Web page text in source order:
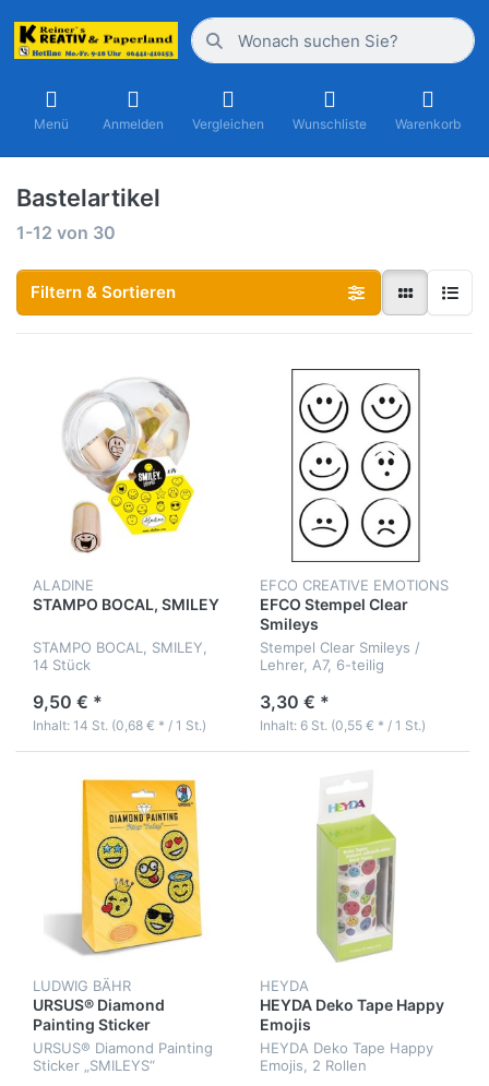
Menü Anmelden Vergleichen Wunschliste Warenkorb
Bastelartikel
1-12 von 30
Filtern & Sortieren
ALADINE
STAMPO BOCAL, SMILEY
STAMPO BOCAL, SMILEY,
14 Stück
9,50 € *
Inhalt: 14 St. (0,68 € * / 1 St.)
EFCO CREATIVE EMOTIONS
EFCO Stempel Clear
Smileys
Stempel Clear Smileys /
Lehrer, A7, 6-teilig
3,30 € *
Inhalt: 6 St. (0,55 € * / 1 St.)
LUDWIG BÄHR
URSUS® Diamond
Painting Sticker
„SMILEYS“
URSUS® Diamond Painting
Sticker „SMILEYS“
HEYDA
HEYDA Deko Tape Happy
Emojis
HEYDA Deko Tape Happy
Emojis, 2 Rollen